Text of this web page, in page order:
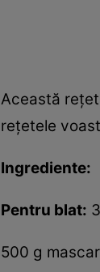
Această
reţetele
Ingrediente:
Pentru blat:
500 g